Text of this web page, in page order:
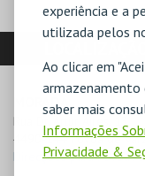
experiência e a
utilizada pelos
Ao clicar em
armazenamento
saber mais
Informações
Privacidade &
MORADA
Rua Dr. Artur Aires, 13
4490-144 Póvoa de
Direcções para Póvoa